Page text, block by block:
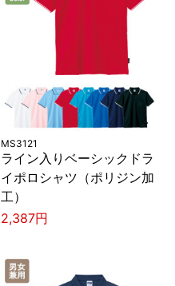
MS3121
ライン入りベーシックドラ
イポロシャツ（ポリジン加
工）
2,387円